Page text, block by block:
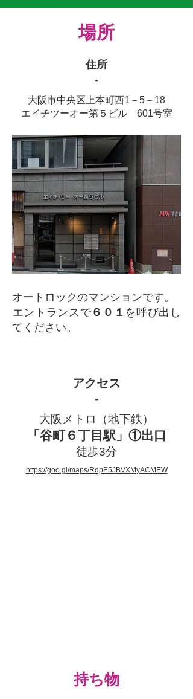
場所
住所
-
大阪市中央区上本町西1－5－18
エイチツーオー第５ビル 601号室
オートロックのマンションです。
​エントランスで６０１ を呼び出し
てください。
アクセス
-
大阪メトロ（地下鉄）
「谷町６丁目駅」①出口
徒歩3分
https://goo.gl/maps/RdpE5JBVXMyACMEW
持ち物